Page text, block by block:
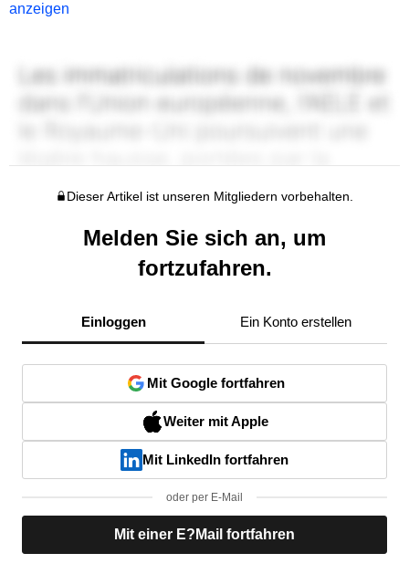
anzeigen
Dieser Artikel ist unseren Mitgliedern vorbehalten.
Melden Sie sich an, um
fortzufahren.
Einloggen Ein Konto erstellen
Mit Google fortfahren
Weiter mit Apple
Mit LinkedIn fortfahren
oder per E-Mail
Mit einer E?Mail fortfahren